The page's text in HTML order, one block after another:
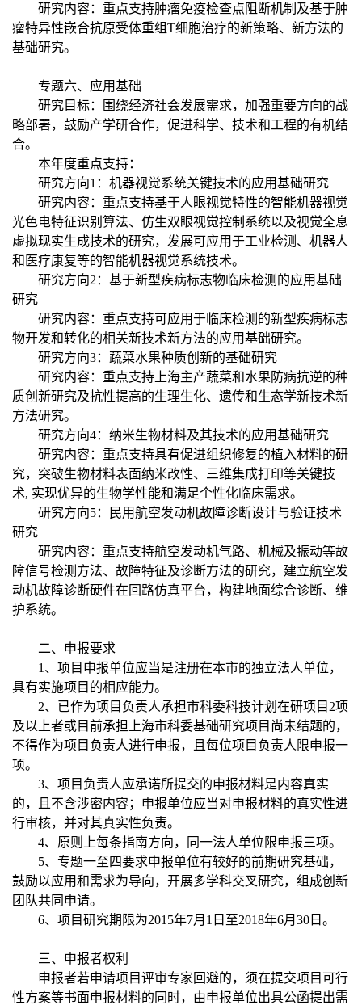
研究内容：重点支持肿瘤免疫检查点阻断机制及基于肿
瘤特异性嵌合抗原受体重组T细胞治疗的新策略、新方法的
基础研究。
专题六、应用基础
研究目标：围绕经济社会发展需求，加强重要方向的战
略部署，鼓励产学研合作，促进科学、技术和工程的有机结
合。
本年度重点支持：
研究方向1：机器视觉系统关键技术的应用基础研究
研究内容：重点支持基于人眼视觉特性的智能机器视觉
光色电特征识别算法、仿生双眼视觉控制系统以及视觉全息
虚拟现实生成技术的研究，发展可应用于工业检测、机器人
和医疗康复等的智能机器视觉系统技术。
研究方向2：基于新型疾病标志物临床检测的应用基础
研究
研究内容：重点支持可应用于临床检测的新型疾病标志
物开发和转化的相关新技术新方法的应用基础研究。
研究方向3：蔬菜水果种质创新的基础研究
研究内容：重点支持上海主产蔬菜和水果防病抗逆的种
质创新研究及抗性提高的生理生化、遗传和生态学新技术新
方法研究。
研究方向4：纳米生物材料及其技术的应用基础研究
研究内容：重点支持具有促进组织修复的植入材料的研
究，突破生物材料表面纳米改性、三维集成打印等关键技
术, 实现优异的生物学性能和满足个性化临床需求。
研究方向5：民用航空发动机故障诊断设计与验证技术
研究
研究内容：重点支持航空发动机气路、机械及振动等故
障信号检测方法、故障特征及诊断方法的研究，建立航空发
动机故障诊断硬件在回路仿真平台，构建地面综合诊断、维
护系统。
二、申报要求
1、项目申报单位应当是注册在本市的独立法人单位，
具有实施项目的相应能力。
2、已作为项目负责人承担市科委科技计划在研项目2项
及以上者或目前承担上海市科委基础研究项目尚未结题的，
不得作为项目负责人进行申报，且每位项目负责人限申报一
项。
3、项目负责人应承诺所提交的申报材料是内容真实
的，且不含涉密内容；申报单位应当对申报材料的真实性进
行审核，并对其真实性负责。
4、原则上每条指南方向，同一法人单位限申报三项。
5、专题一至四要求申报单位有较好的前期研究基础，
鼓励以应用和需求为导向，开展多学科交叉研究，组成创新
团队共同申请。
6、项目研究期限为2015年7月1日至2018年6月30日。
三、申报者权利
申报者若申请项目评审专家回避的，须在提交项目可行
性方案等书面申报材料的同时，由申报单位出具公函提出需